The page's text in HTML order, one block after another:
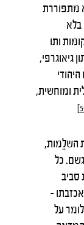
מתפוררת
בלא
ותו
גיאוגרפי,
ומוחשית,
השלֵמות,
כל
סביב
–
על